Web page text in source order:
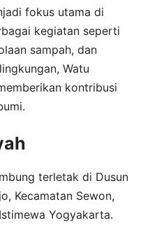
fokus utama di
kegiatan seperti
sampah, dan
Watu
kontribusi
terletak di Dusun
Kecamatan Sewon,
Yogyakarta.